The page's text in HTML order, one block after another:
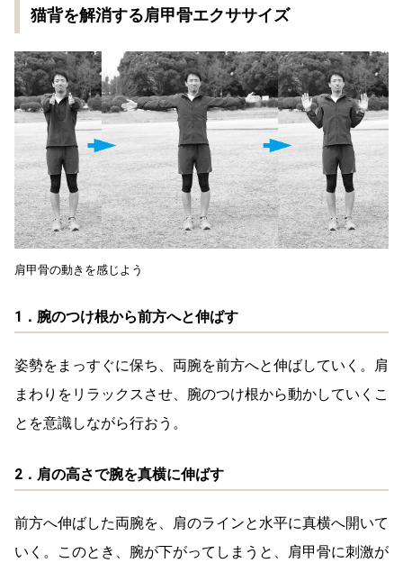
猫背を解消する肩甲骨エクササイズ
肩甲骨の動きを感じよう
1．腕のつけ根から前方へと伸ばす
姿勢をまっすぐに保ち、両腕を前方へと伸ばしていく。肩
まわりをリラックスさせ、腕のつけ根から動かしていくこ
とを意識しながら行おう。
2．肩の高さで腕を真横に伸ばす
前方へ伸ばした両腕を、肩のラインと水平に真横へ開いて
いく。このとき、腕が下がってしまうと、肩甲骨に刺激が